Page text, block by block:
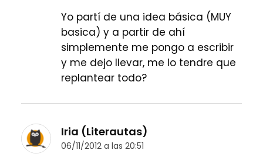
Yo partí de una idea básica (MUY
basica) y a partir de ahí
simplemente me pongo a escribir
y me dejo llevar, me lo tendre que
replantear todo?
Iria (Literautas)
06/11/2012 a las 20:51